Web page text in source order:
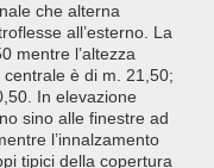
che alterna
all’esterno. La
mentre l’altezza
è di m. 21,50;
In elevazione
sino alle finestre ad
l’innalzamento
tipici della copertura